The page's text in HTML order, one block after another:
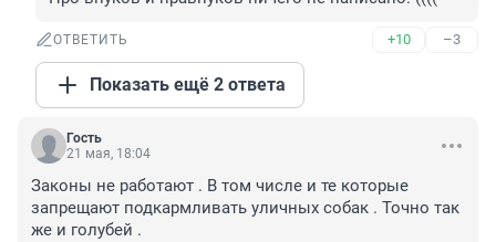
ОТВЕТИТЬ +10 –3
Показать ещё 2 ответа
Гость
21 мая, 18:04
Законы не работают . В том числе и те которые
запрещают подкармливать уличных собак . Точно так
же и голубей .